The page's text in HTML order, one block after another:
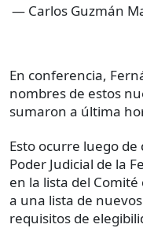
— Carlos Guzmán
En conferencia,
nombres de estos
sumaron a última
Esto ocurre luego
Poder Judicial de la
en la lista del Comité
a una lista de
requisitos de